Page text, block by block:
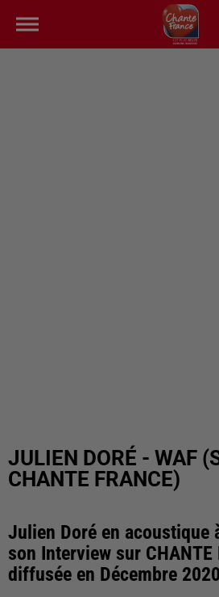
JULIEN DORÉ - WAF
CHANTE FRANCE)
Julien Doré en acoustique
son Interview sur CHANTE
diffusée en Décembre 2020